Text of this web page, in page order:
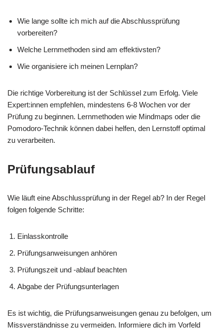
Wie lange sollte ich mich auf die Abschlussprüfung
vorbereiten?
Welche Lernmethoden sind am effektivsten?
Wie organisiere ich meinen Lernplan?
Die richtige Vorbereitung ist der Schlüssel zum Erfolg. Viele
Expert:innen empfehlen, mindestens 6-8 Wochen vor der
Prüfung zu beginnen. Lernmethoden wie Mindmaps oder die
Pomodoro-Technik können dabei helfen, den Lernstoff optimal
zu verarbeiten.
Prüfungsablauf
Wie läuft eine Abschlussprüfung in der Regel ab? In der Regel
folgen folgende Schritte:
Einlasskontrolle
Prüfungsanweisungen anhören
Prüfungszeit und -ablauf beachten
Abgabe der Prüfungsunterlagen
Es ist wichtig, die Prüfungsanweisungen genau zu befolgen, um
Missverständnisse zu vermeiden. Informiere dich im Vorfeld